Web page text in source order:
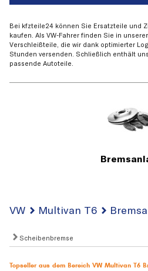
Bei kfzteile24 können Sie Ersatzteile und
kaufen. Als VW-Fahrer finden Sie in
Verschleißteile, die wir dank optimierter
Stunden versenden. Schließlich enthält
passende Autoteile.
VW Multivan T6
Scheibenbremse
Topseller aus dem Bereich VW Multivan T6